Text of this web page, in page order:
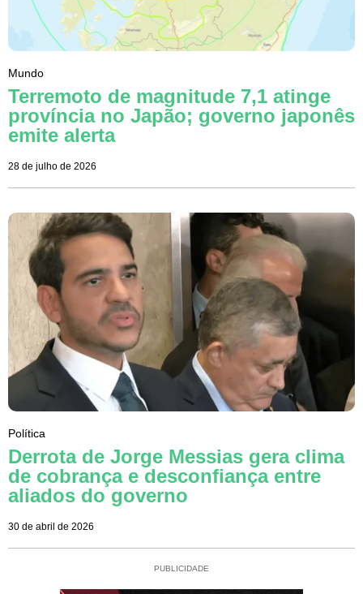
Mundo
Terremoto de magnitude 7,1 atinge
província no Japão; governo japonês
emite alerta
28 de julho de 2026
Política
Derrota de Jorge Messias gera clima
de cobrança e desconfiança entre
aliados do governo
30 de abril de 2026
PUBLICIDADE